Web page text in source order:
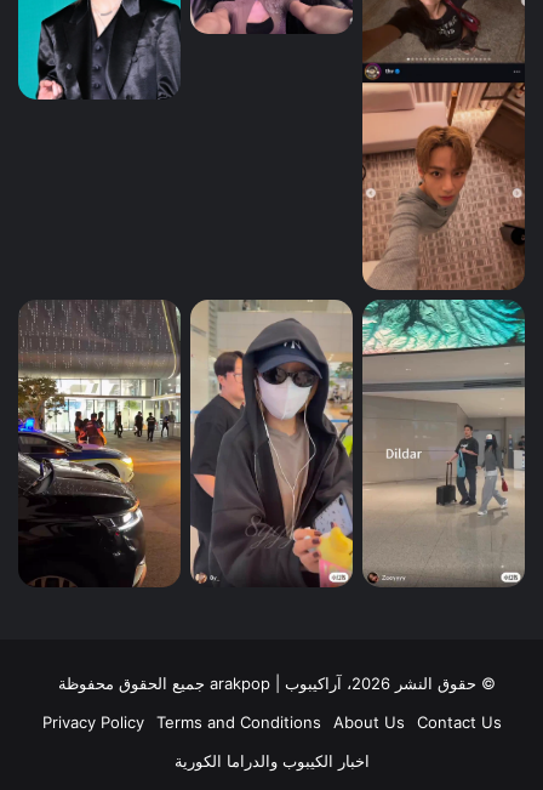
© حقوق النشر 2026، آراكيبوب | ‎arakpop جميع الحقوق محفوظة
Contact Us
About Us
Terms and Conditions
Privacy Policy
اخبار الكيبوب والدراما الكورية